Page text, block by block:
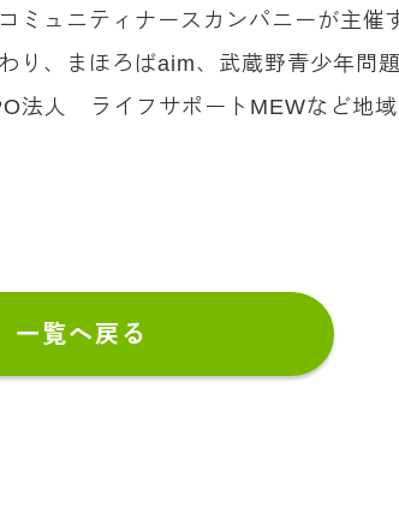
ュニティナースカンパニーが主催
、まほろばaim、武蔵野青少年問
法人 ライフサポートMEWなど地
一覧へ戻る